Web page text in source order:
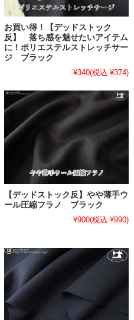
お買い得！【デッドストック
反】 落ち感を魅せたいアイテム
に！ポリエステルストレッチサー
ジ ブラック
¥340(税込 ¥374)
【デッドストック反】やや薄手ウ
ール圧縮フラノ ブラック
¥900(税込 ¥990)